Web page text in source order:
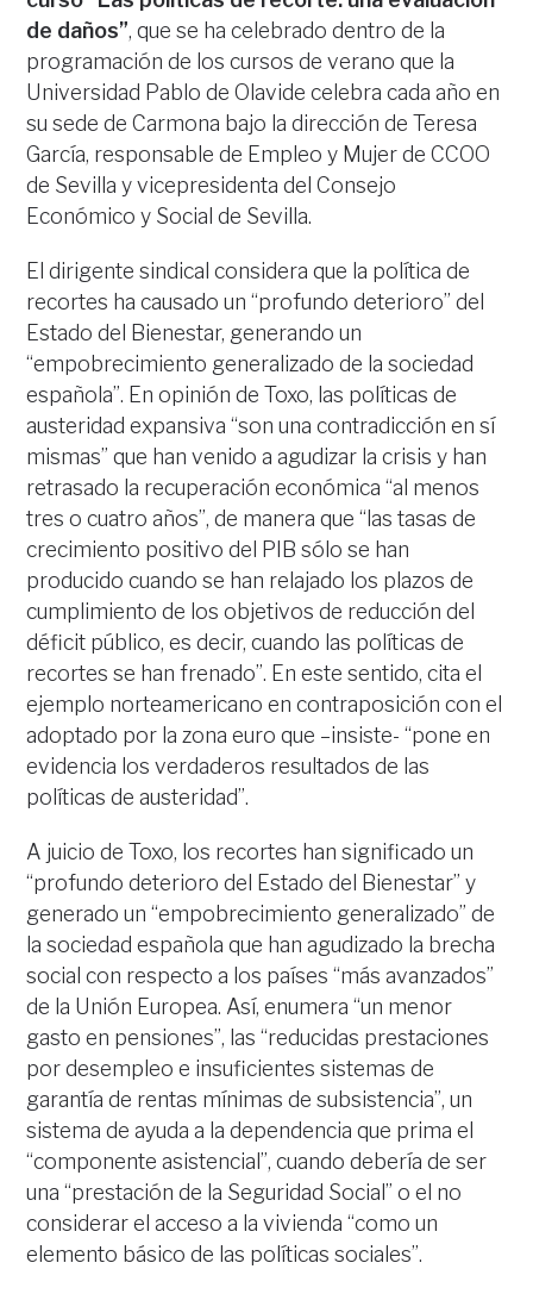
de daños”, que se ha celebrado dentro de la
programación de los cursos de verano que la
Universidad Pablo de Olavide celebra cada año en
su sede de Carmona bajo la dirección de Teresa
García, responsable de Empleo y Mujer de CCOO
de Sevilla y vicepresidenta del Consejo
Económico y Social de Sevilla.
El dirigente sindical considera que la política de
recortes ha causado un “profundo deterioro” del
Estado del Bienestar, generando un
“empobrecimiento generalizado de la sociedad
española”. En opinión de Toxo, las políticas de
austeridad expansiva “son una contradicción en sí
mismas” que han venido a agudizar la crisis y han
retrasado la recuperación económica “al menos
tres o cuatro años”, de manera que “las tasas de
crecimiento positivo del PIB sólo se han
producido cuando se han relajado los plazos de
cumplimiento de los objetivos de reducción del
déficit público, es decir, cuando las políticas de
recortes se han frenado”. En este sentido, cita el
ejemplo norteamericano en contraposición con el
adoptado por la zona euro que –insiste- “pone en
evidencia los verdaderos resultados de las
políticas de austeridad”.
A juicio de Toxo, los recortes han significado un
“profundo deterioro del Estado del Bienestar” y
generado un “empobrecimiento generalizado” de
la sociedad española que han agudizado la brecha
social con respecto a los países “más avanzados”
de la Unión Europea. Así, enumera “un menor
gasto en pensiones”, las “reducidas prestaciones
por desempleo e insuficientes sistemas de
garantía de rentas mínimas de subsistencia”, un
sistema de ayuda a la dependencia que prima el
“componente asistencial”, cuando debería de ser
una “prestación de la Seguridad Social” o el no
considerar el acceso a la vivienda “como un
elemento básico de las políticas sociales”.